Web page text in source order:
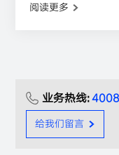
阅读更多
业务热线:
给我们留言